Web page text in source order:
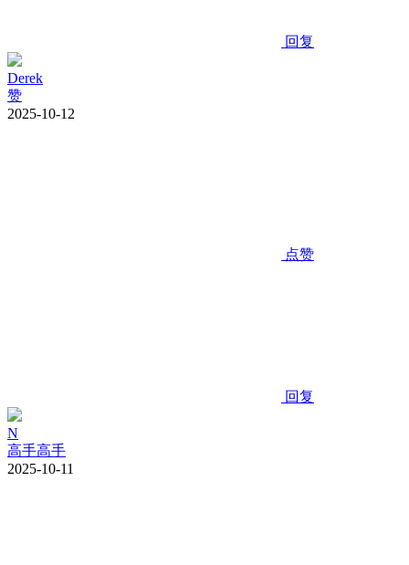
回复
Derek
赞
2025-10-12
点赞
回复
N
高手高手
2025-10-11